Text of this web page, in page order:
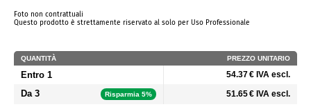
Foto non contrattuali
Questo prodotto è strettamente riservato al solo per Uso Professionale
QUANTITÀ PREZZO UNITARIO
Entro 1 54.37 € IVA escl.
Da 3 Risparmia 5% 51.65 € IVA escl.